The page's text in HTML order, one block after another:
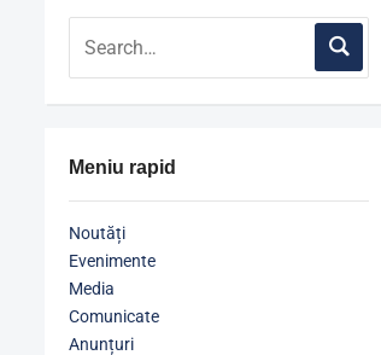
Meniu rapid
Noutăți
Evenimente
Media
Comunicate
Anunțuri